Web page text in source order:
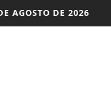
AGOSTO DE 2026